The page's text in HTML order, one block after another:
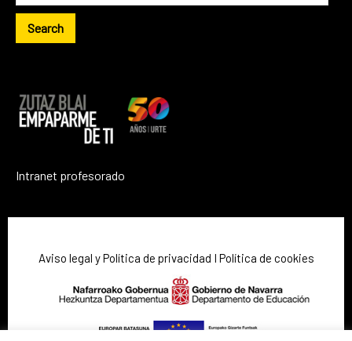
Intranet profesorado
Aviso legal y Política de privacidad I Política de cookies